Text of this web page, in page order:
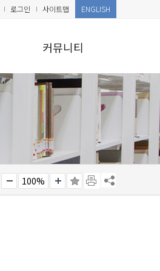
로그인 사이트맵 ENGLISH
커뮤니티
100%